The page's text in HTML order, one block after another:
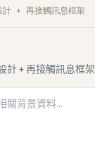
師免費 AI 工具
+ 再接觸訊息框架
計 + 再接觸訊息框架